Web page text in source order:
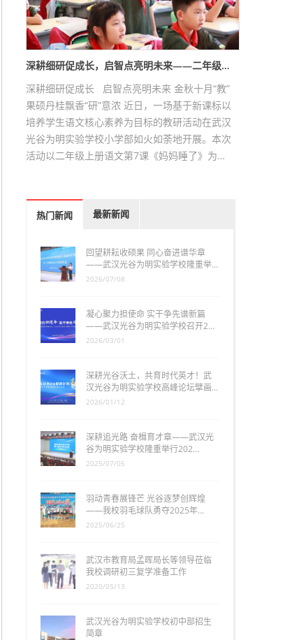
深耕细研促成长，启智点亮明未来——二年级…
深耕细研促成长 启智点亮明未来 金秋十月“教”
果硕丹桂飘香“研”意浓 近日，一场基于新课标以
培养学生语文核心素养为目标的教研活动在武汉
光谷为明实验学校小学部如火如荼地开展。本次
活动以二年级上册语文第7课《妈妈睡了》为…
热门新闻 最新新闻
回望耕耘收硕果 同心奋进谱华章
——武汉光谷为明实验学校隆重举…
2026/07/08
凝心聚力担使命 实干争先谱新篇
——武汉光谷为明实验学校召开2…
2026/03/01
深耕光谷沃土，共育时代英才！武
汉光谷为明实验学校高峰论坛擘画…
2026/01/12
深耕追光路 奋楫育才章——武汉光
谷为明实验学校隆重举行202…
2025/07/05
羽动青春展锋芒 光谷逐梦创辉煌
——我校羽毛球队勇夺2025年…
2025/06/25
武汉市教育局孟晖局长等领导莅临
我校调研初三复学准备工作
2020/05/13
武汉光谷为明实验学校初中部招生
简章